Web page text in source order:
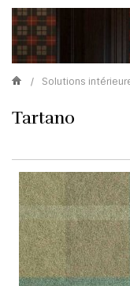
/ Solutions
Tartano